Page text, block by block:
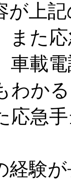
が上
また
車載
わか
応急
験